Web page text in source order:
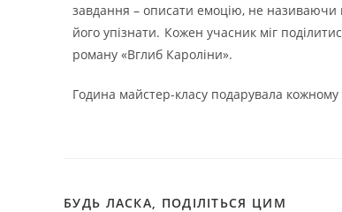
завдання – описати емоцію, не називаючи
його упізнати. Кожен учасник міг
роману «Вглиб Кароліни».
Година майстер-класу подарувала
БУДЬ ЛАСКА, ПОДІЛІТЬСЯ ЦИМ